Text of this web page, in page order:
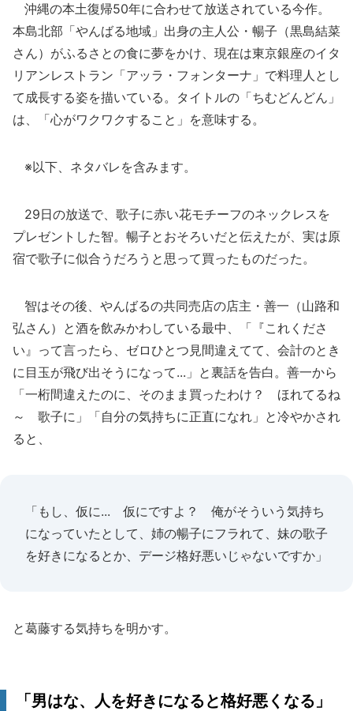
沖縄の本土復帰50年に合わせて放送されている今作。
本島北部「やんばる地域」出身の主人公・暢子（黒島結菜
さん）がふるさとの食に夢をかけ、現在は東京銀座のイタ
リアンレストラン「アッラ・フォンターナ」で料理人とし
て成長する姿を描いている。タイトルの「ちむどんどん」
は、「心がワクワクすること」を意味する。
※以下、ネタバレを含みます。
29日の放送で、歌子に赤い花モチーフのネックレスを
プレゼントした智。暢子とおそろいだと伝えたが、実は原
宿で歌子に似合うだろうと思って買ったものだった。
智はその後、やんばるの共同売店の店主・善一（山路和
弘さん）と酒を飲みかわしている最中、「『これくださ
い』って言ったら、ゼロひとつ見間違えてて、会計のとき
に目玉が飛び出そうになって...」と裏話を告白。善一から
「一桁間違えたのに、そのまま買ったわけ？ ほれてるね
～ 歌子に」「自分の気持ちに正直になれ」と冷やかされ
ると、
「もし、仮に... 仮にですよ？ 俺がそういう気持ち
になっていたとして、姉の暢子にフラれて、妹の歌子
を好きになるとか、デージ格好悪いじゃないですか」
と葛藤する気持ちを明かす。
「男はな、人を好きになると格好悪くなる」